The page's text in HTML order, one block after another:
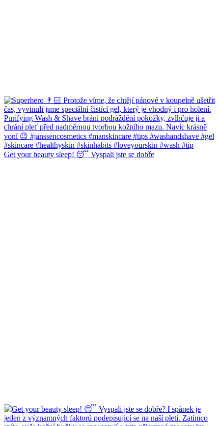
Get your beauty sleep! 😴 Vyspali jste se dobře